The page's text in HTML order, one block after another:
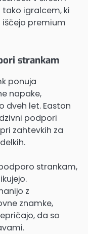
igralcem, ki
iščejo premium
strankam
ponuja
napake,
dveh let. Easton
podpori
zahtevkih za
strankam,
z
znamke,
da so